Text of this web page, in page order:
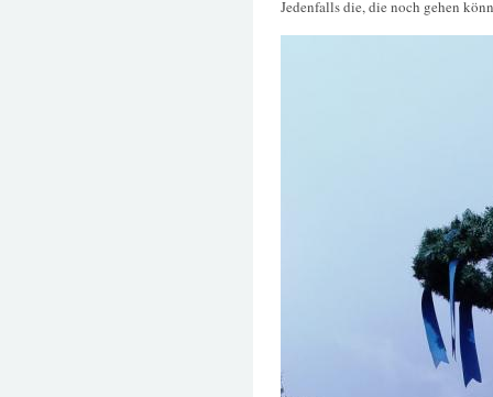
Jedenfalls die, die noch gehen